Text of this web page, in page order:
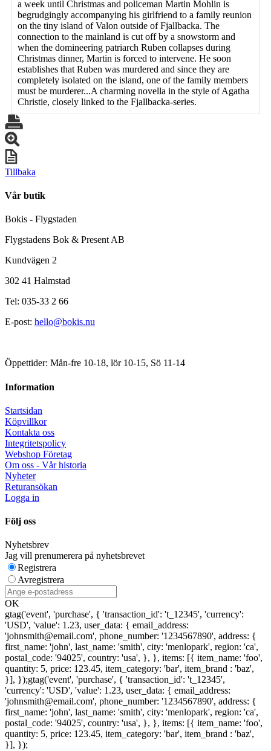
a week until Christmas and policeman Martin Mohlin is
begrudgingly accompanying his girlfriend to a family reunion
on the tiny island of Valon outside of Fjallbacka. The
connection to the mainland is cut off by a snowstorm and
when the domineering patriarch Ruben collapses during
Christmas dinner, Martin is forced to intervene. He soon
establishes that Ruben was murdered and since they are
completely isolated on the island, one of the family members
must be murderer...A charming novella in the style of Agatha
Christie, closely linked to the Fjallbacka-series.
Tillbaka
Vår butik
Bokis - Flygstaden
Flygstadens Bok & Present AB
Kundvägen 2
302 41 Halmstad
Tel: 035-33 2 66
E-post: hello@bokis.nu
Öppettider: Mån-fre 10-18, lör 10-15, Sö 11-14
Information
Startsidan
Köpvillkor
Kontakta oss
Integritetspolicy
Webshop Företag
Om oss - Vår historia
Nyheter
Returansökan
Logga in
Följ oss
Nyhetsbrev
Jag vill prenumerera på nyhetsbrevet
Registrera
Avregistrera
OK
gtag('event', 'purchase', { 'transaction_id': 't_12345', 'currency':
'USD', 'value': 1.23, user_data: { email_address:
'johnsmith@email.com', phone_number: '1234567890', address: {
first_name: 'john', last_name: 'smith', city: 'menlopark', region: 'ca',
postal_code: '94025', country: 'usa', }, }, items: [{ item_name: 'foo',
quantity: 5, price: 123.45, item_category: 'bar', item_brand : 'baz',
}], });gtag('event', 'purchase', { 'transaction_id': 't_12345',
'currency': 'USD', 'value': 1.23, user_data: { email_address:
'johnsmith@email.com', phone_number: '1234567890', address: {
first_name: 'john', last_name: 'smith', city: 'menlopark', region: 'ca',
postal_code: '94025', country: 'usa', }, }, items: [{ item_name: 'foo',
quantity: 5, price: 123.45, item_category: 'bar', item_brand : 'baz',
}], });